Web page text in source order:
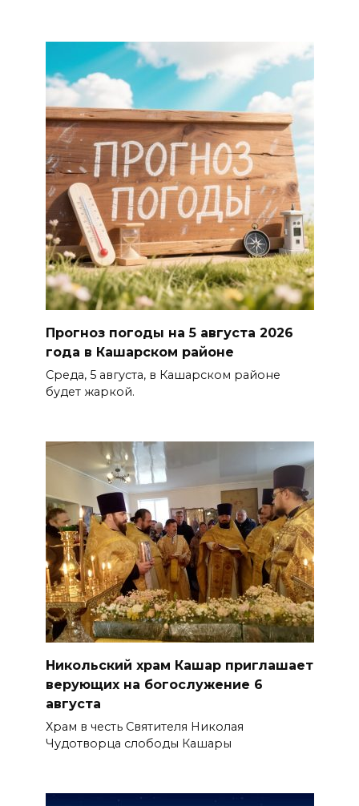
Прогноз погоды на 5 августа 2026
года в Кашарском районе
Среда, 5 августа, в Кашарском районе
будет жаркой.
Никольский храм Кашар приглашает
верующих на богослужение 6
августа
Храм в честь Святителя Николая
Чудотворца слободы Кашары